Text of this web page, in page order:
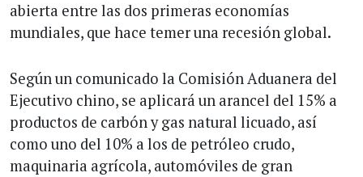
abierta entre las dos primeras economías
mundiales, que hace temer una recesión global.
Según un comunicado la Comisión Aduanera del
Ejecutivo chino, se aplicará un arancel del 15% a
productos de carbón y gas natural licuado, así
como uno del 10% a los de petróleo crudo,
maquinaria agrícola, automóviles de gran